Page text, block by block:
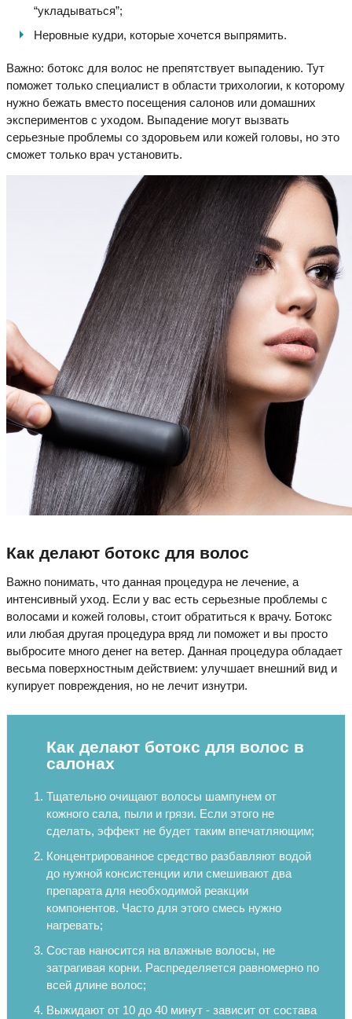
“укладываться”;
Неровные кудри, которые хочется выпрямить.
Важно: ботокс для волос не препятствует выпадению. Тут
поможет только специалист в области трихологии, к которому
нужно бежать вместо посещения салонов или домашних
экспериментов с уходом. Выпадение могут вызвать
серьезные проблемы со здоровьем или кожей головы, но это
сможет только врач установить.
Как делают ботокс для волос
Важно понимать, что данная процедура не лечение, а
интенсивный уход. Если у вас есть серьезные проблемы с
волосами и кожей головы, стоит обратиться к врачу. Ботокс
или любая другая процедура вряд ли поможет и вы просто
выбросите много денег на ветер. Данная процедура обладает
весьма поверхностным действием: улучшает внешний вид и
купирует повреждения, но не лечит изнутри.
Как делают ботокс для волос в
салонах
Тщательно очищают волосы шампунем от
кожного сала, пыли и грязи. Если этого не
сделать, эффект не будет таким впечатляющим;
Концентрированное средство разбавляют водой
до нужной консистенции или смешивают два
препарата для необходимой реакции
компонентов. Часто для этого смесь нужно
нагревать;
Состав наносится на влажные волосы, не
затрагивая корни. Распределяется равномерно по
всей длине волос;
Выжидают от 10 до 40 минут - зависит от состава